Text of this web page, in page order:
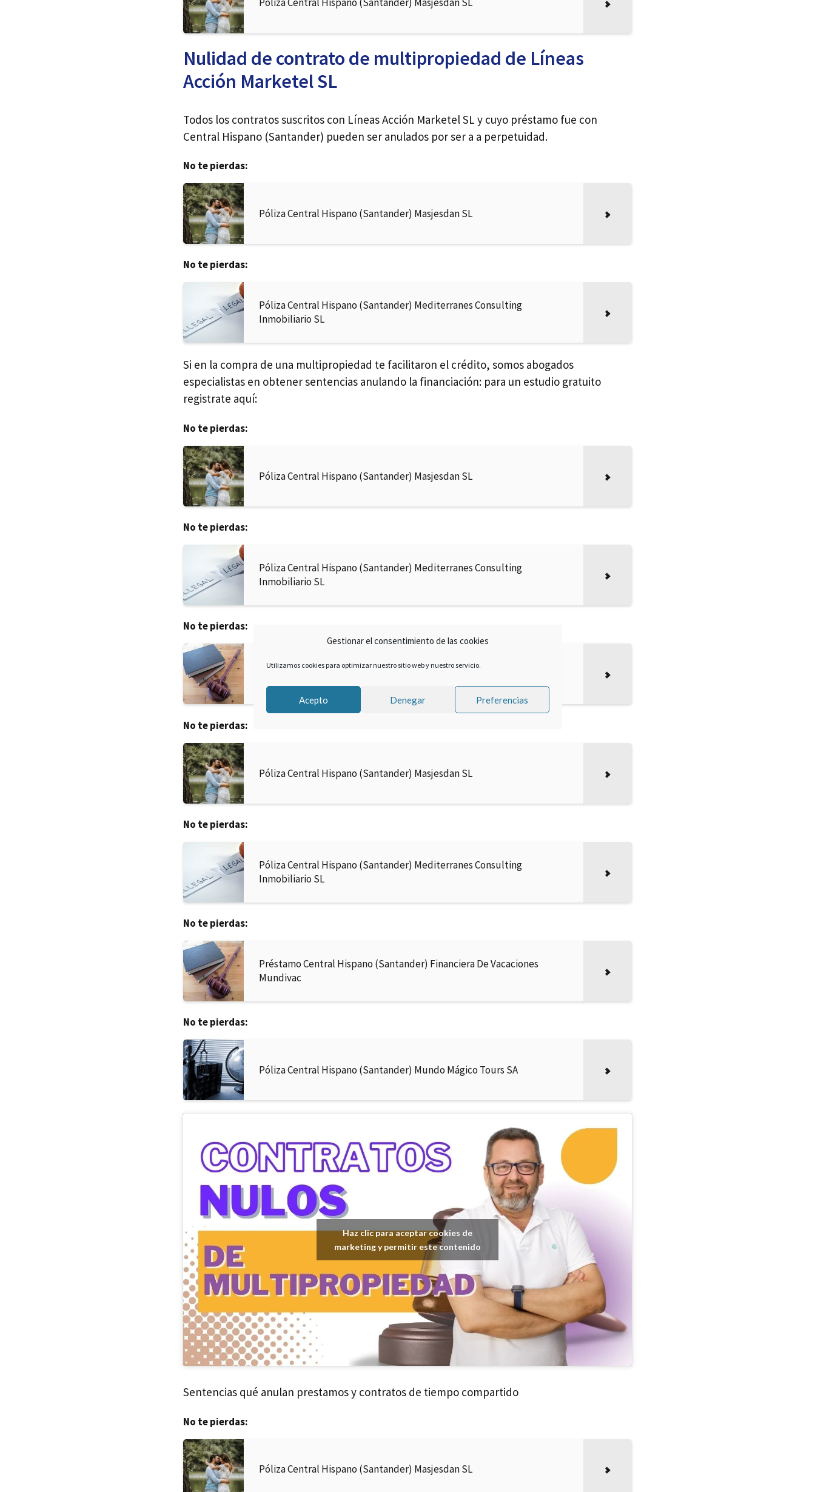
Gestionar el consentimiento de las cookies
Utilizamos cookies para optimizar nuestro sitio web y nuestro servicio.
Acepto Denegar Preferencias
Nulidad de contrato de multipropiedad de Líneas
Acción Marketel SL
Todos los contratos suscritos con Líneas Acción Marketel SL y cuyo préstamo fue con
Central Hispano (Santander) pueden ser anulados por ser a a perpetuidad.
No te pierdas:
Póliza Central Hispano (Santander) Masjesdan SL
No te pierdas:
Póliza Central Hispano (Santander) Mediterranes Consulting
Inmobiliario SL
Si en la compra de una multipropiedad te facilitaron el crédito, somos abogados
especialistas en obtener sentencias anulando la financiación: para un estudio gratuito
registrate aquí:
No te pierdas:
Póliza Central Hispano (Santander) Masjesdan SL
No te pierdas:
Póliza Central Hispano (Santander) Mediterranes Consulting
Inmobiliario SL
No te pierdas:
Préstamo Central Hispano (Santander) Financiera De Vacaciones
No te pierdas:
Póliza Central Hispano (Santander) Masjesdan SL
No te pierdas:
Póliza Central Hispano (Santander) Mediterranes Consulting
Inmobiliario SL
No te pierdas:
Préstamo Central Hispano (Santander) Financiera De Vacaciones
Mundivac
No te pierdas:
Póliza Central Hispano (Santander) Mundo Mágico Tours SA
Haz clic para aceptar cookies de
marketing y permitir este contenido
Sentencias qué anulan prestamos y contratos de tiempo compartido
No te pierdas:
Póliza Central Hispano (Santander) Masjesdan SL